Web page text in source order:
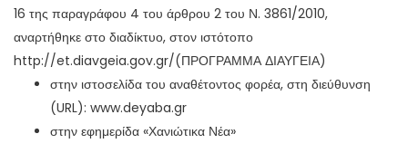
16 της παραγράφου 4 του άρθρου 2 του Ν. 3861/2010,
αναρτήθηκε στο διαδίκτυο, στον ιστότοπο
http://et.diavgeia.gov.gr/(ΠΡΟΓΡΑΜΜΑ ΔΙΑΥΓΕΙΑ)
στην ιστοσελίδα του αναθέτοντος φορέα, στη διεύθυνση
(URL): www.deyaba.gr
στην εφημερίδα «Χανιώτικα Νέα»